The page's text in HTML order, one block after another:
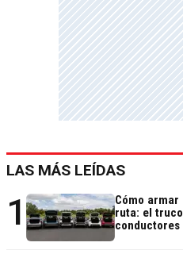
LAS MÁS LEÍDAS
1
Cómo
ruta: el
conductores